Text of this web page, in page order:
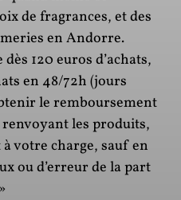
de fragrances, et des
en Andorre.
120 euros d’achats,
en 48/72h (jours
le remboursement
les produits,
votre charge, sauf en
ou d’erreur de la part